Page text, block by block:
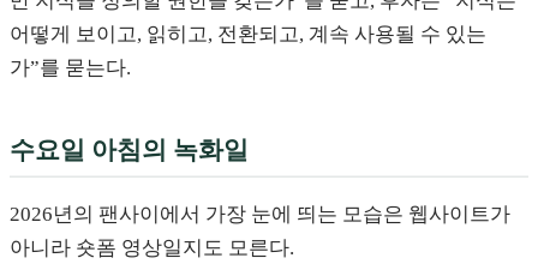
어떻게 보이고, 읽히고, 전환되고, 계속 사용될 수 있는
가”를 묻는다.
수요일 아침의 녹화일
2026년의 팬사이에서 가장 눈에 띄는 모습은 웹사이트가
아니라 숏폼 영상일지도 모른다.